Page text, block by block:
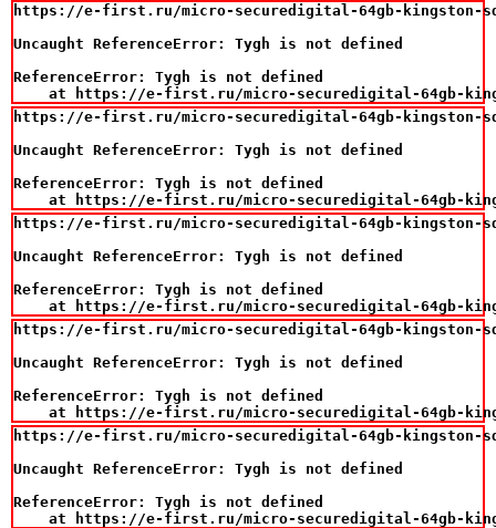
https://e-first.ru/micro-securedigital-64gb-kingston-
Uncaught ReferenceError: Tygh is not defined
ReferenceError: Tygh is not defined
at https://e-first.ru/micro-securedigital-64gb-
https://e-first.ru/micro-securedigital-64gb-kingston-
Uncaught ReferenceError: Tygh is not defined
ReferenceError: Tygh is not defined
at https://e-first.ru/micro-securedigital-64gb-
https://e-first.ru/micro-securedigital-64gb-kingston-
Uncaught ReferenceError: Tygh is not defined
ReferenceError: Tygh is not defined
at https://e-first.ru/micro-securedigital-64gb-
https://e-first.ru/micro-securedigital-64gb-kingston-
Uncaught ReferenceError: Tygh is not defined
ReferenceError: Tygh is not defined
at https://e-first.ru/micro-securedigital-64gb-
https://e-first.ru/micro-securedigital-64gb-kingston-
Uncaught ReferenceError: Tygh is not defined
ReferenceError: Tygh is not defined
at https://e-first.ru/micro-securedigital-64gb-